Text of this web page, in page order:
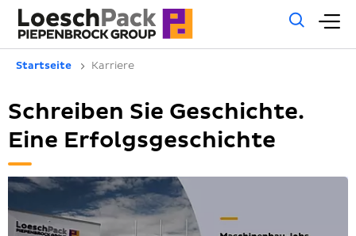
Startseite Karriere
Schreiben Sie Geschichte.
Eine Erfolgsgeschichte